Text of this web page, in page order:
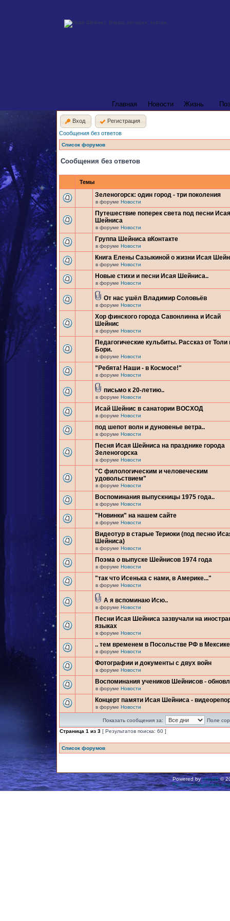
Главная Новости Жизнь
Вход
Регистрация
Сообщения без ответов
Список форумов
Сообщения без ответов
Темы
Зеленогорск: один город - три поколения
в форуме Новости
Путешествие поперек света под песни Исая
Шейниса
в форуме Новости
Группа Шейниса вКонтакте
в форуме Новости
Книга Елены Сазыкиной о жизни Исая
в форуме Новости
Новые стихи и песни Исая Шейниса..
в форуме Новости
От нас ушёл Владимир Соловьёв
в форуме Новости
Хор финского города Савонлинна и Исай
Шейнис
в форуме Новости
Педагогические кульбиты. Рассказ от Толи
Бори.
в форуме Новости
"Ребята! Наши - в Космосе!"
в форуме Новости
письмо к 20-летию..
в форуме Новости
Исай Шейнис в санатории ВОСХОД
в форуме Новости
под шепот волн и дуновенье ветра..
в форуме Новости
Песня Исая Шейниса на празднике города
Зеленогорска
в форуме Новости
"С филологическим и человеческим
удовольствием"
в форуме Новости
Воспоминания выпускницы 1975 года..
в форуме Новости
"Новинки" на нашем сайте
в форуме Новости
Видеотур в старые Териоки (под песню
Шейниса)
в форуме Новости
Поэма о выпуске Шейнисов 1974 года
в форуме Новости
"так что Исенька с нами, в Америке..."
в форуме Новости
А я вспоминаю Исю..
в форуме Новости
Песни Исая Шейниса зазвучали на
языках
в форуме Новости
.. тем временем в Посольстве РФ в
в форуме Новости
Фотографии и документы с двух войн
в форуме Новости
Воспоминания учеников Шейнисов -
в форуме Новости
Концерт памяти Исая Шейниса -
в форуме Новости
Показать сообщения за:
Поле
Страница 1 из 3 [ Результатов поиска: 60 ]
Список форумов
Powered byphpBB©
Русская поддержка